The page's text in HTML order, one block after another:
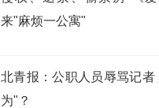
来"麻烦一公寓"
北青报：公职人员辱骂记者
为"？